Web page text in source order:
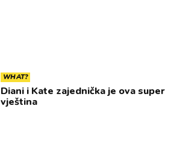
WHAT?
Diani i Kate zajednička je ova super
vještina